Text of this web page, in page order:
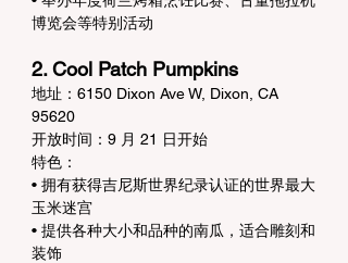
博览会等特别活动
2. Cool Patch Pumpkins
地址：6150 Dixon Ave W, Dixon, CA
95620
开放时间：9 月 21 日开始
特色：
• 拥有获得吉尼斯世界纪录认证的世界最大
玉米迷宫
• 提供各种大小和品种的南瓜，适合雕刻和
装饰